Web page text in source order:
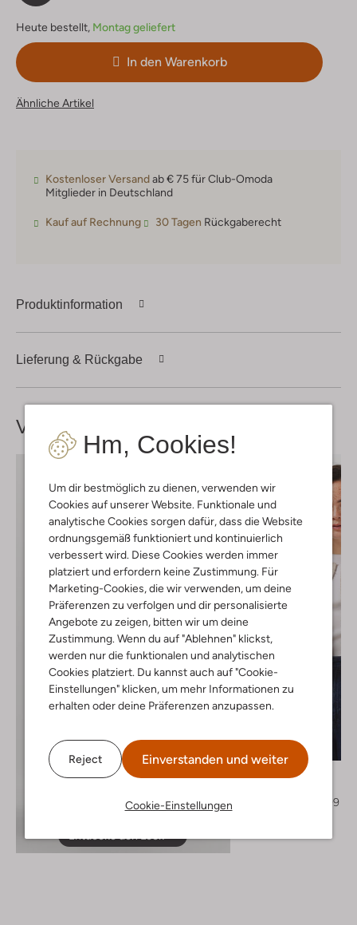
Hm, Cookies!
Um dir bestmöglich zu dienen, verwenden wir
Cookies auf unserer Website. Funktionale und
analytische Cookies sorgen dafür, dass die Website
ordnungsgemäß funktioniert und kontinuierlich
verbessert wird. Diese Cookies werden immer
platziert und erfordern keine Zustimmung. Für
Marketing-Cookies, die wir verwenden, um deine
Präferenzen zu verfolgen und dir personalisierte
Angebote zu zeigen, bitten wir um deine
Zustimmung. Wenn du auf "Ablehnen" klickst,
werden nur die funktionalen und analytischen
Cookies platziert. Du kannst auch auf "Cookie-
Einstellungen" klicken, um mehr Informationen zu
erhalten oder deine Präferenzen anzupassen.
Reject Einverstanden und weiter
Cookie-Einstellungen
Heute bestellt, Montag geliefert
In den Warenkorb
Ähnliche Artikel
Kostenloser Versandab € 75 für Club-Omoda
Mitglieder in Deutschland
Kauf auf Rechnung 30 Tagen Rückgaberecht
Produktinformation
Lieferung & Rückgabe
Vervollständige deinen
Co'couture
€ 63,99